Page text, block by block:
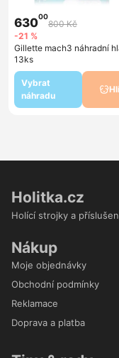
63000
800 Kč
-21 %
Gillette mach3 náhradní
13ks
Vybrat
náhradu
Holitka.cz
Holící strojky a
Nákup
Moje objednávky
Obchodní podmínky
Reklamace
Doprava a platba